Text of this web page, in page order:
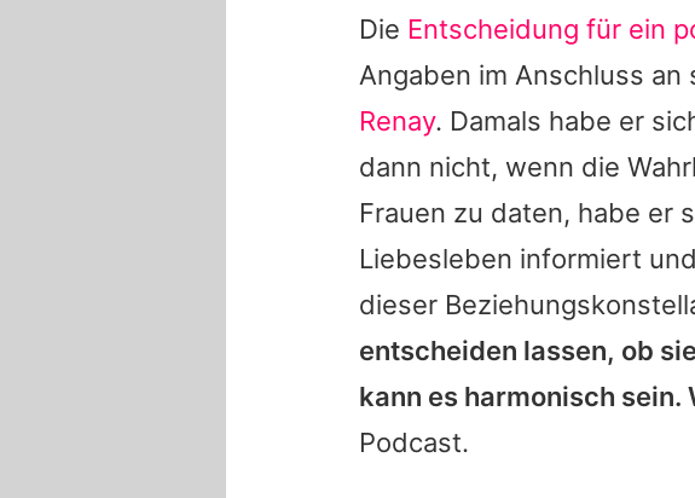
Die Entscheidung für ein
Angaben im Anschluss an
Renay. Damals habe er
dann nicht, wenn die
Frauen zu daten, habe er
Liebesleben informiert
dieser
entscheiden lassen, ob
kann es harmonisch sein.
Podcast.